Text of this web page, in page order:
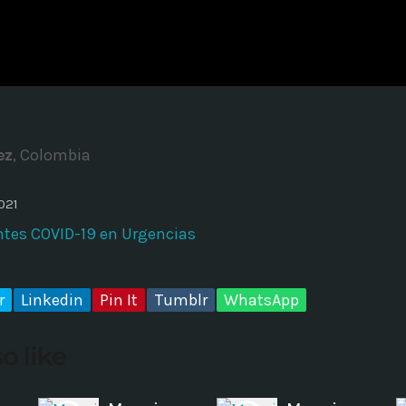
Time
, Colombia
COVID-19 en Urgencias
Linkedin Pin It Tumblr WhatsApp